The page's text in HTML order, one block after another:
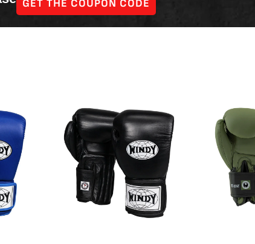
GET THE COUPON CODE